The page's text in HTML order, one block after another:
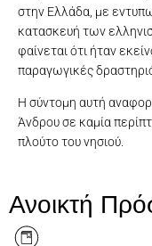
στην Ελλάδα, με
κατασκευή των
φαίνεται ότι ήταν
παραγωγικές
Η σύντομη αυτή
Άνδρου σε καμία
πλούτο του νησιού.
of Excavation
Ανοικτή